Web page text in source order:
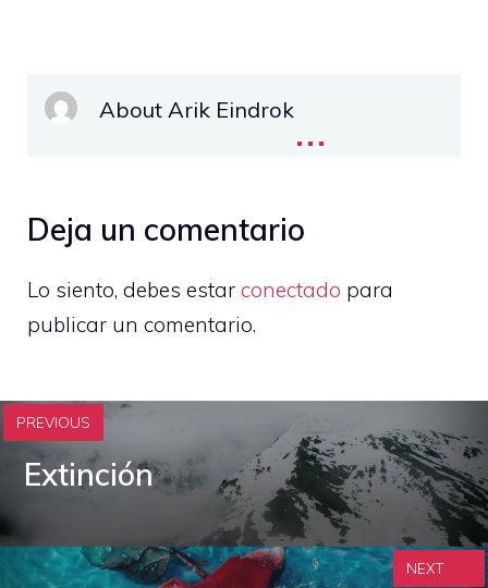
About Arik Eindrok...
Deja un comentario
Lo siento, debes estar conectado para
publicar un comentario.
PREVIOUS
Extinción
NEXT